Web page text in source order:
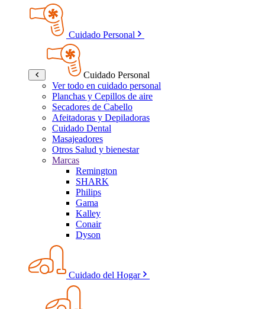
Cuidado Personal
Cuidado Personal
Ver todo en cuidado personal
Planchas y Cepillos de aire
Secadores de Cabello
Afeitadoras y Depiladoras
Cuidado Dental
Masajeadores
Otros Salud y bienestar
Marcas
Remington
SHARK
Philips
Gama
Kalley
Conair
Dyson
Cuidado del Hogar